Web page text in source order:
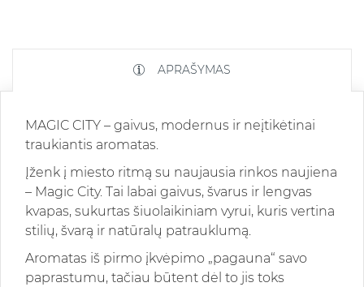
APRAŠYMAS
MAGIC CITY – gaivus, modernus ir neįtikėtinai
traukiantis aromatas.
Įženk į miesto ritmą su naujausia rinkos naujiena
– Magic City. Tai labai gaivus, švarus ir lengvas
kvapas, sukurtas šiuolaikiniam vyrui, kuris vertina
stilių, švarą ir natūralų patrauklumą.
Aromatas iš pirmo įkvėpimo „pagauna“ savo
paprastumu, tačiau būtent dėl to jis toks